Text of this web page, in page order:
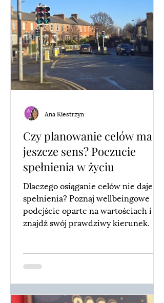
Czy planowanie celów ma
jeszcze sens? Poczucie
spełnienia w życiu
Dlaczego osiąganie celów nie daje
spełnienia? Poznaj wellbeingowe
podejście oparte na wartościach i
znajdź swój prawdziwy kierunek.
Ana Kiestrzyn